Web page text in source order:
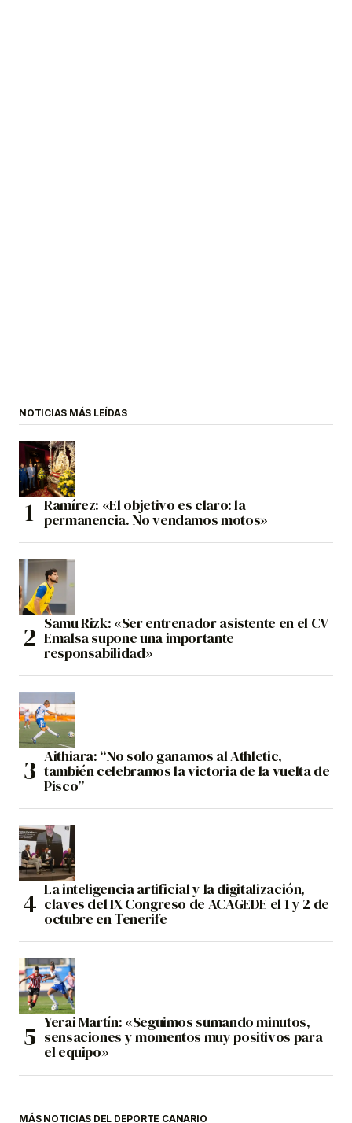
NOTICIAS MÁS LEÍDAS
Ramírez: «El objetivo es claro: la
permanencia. No vendamos motos»
Samu Rizk: «Ser entrenador asistente en el CV
Emalsa supone una importante
responsabilidad»
Aithiara: “No solo ganamos al Athletic,
también celebramos la victoria de la vuelta de
Pisco”
La inteligencia artificial y la digitalización,
claves del IX Congreso de ACAGEDE el 1 y 2 de
octubre en Tenerife
Yerai Martín: «Seguimos sumando minutos,
sensaciones y momentos muy positivos para
el equipo»
MÁS NOTICIAS DEL DEPORTE CANARIO